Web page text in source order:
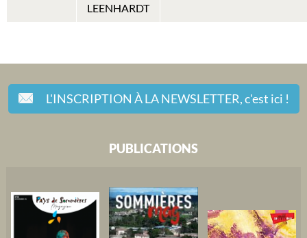
LEENHARDT
L'INSCRIPTION À LA NEWSLETTER,c'est ici !
PUBLICATIONS